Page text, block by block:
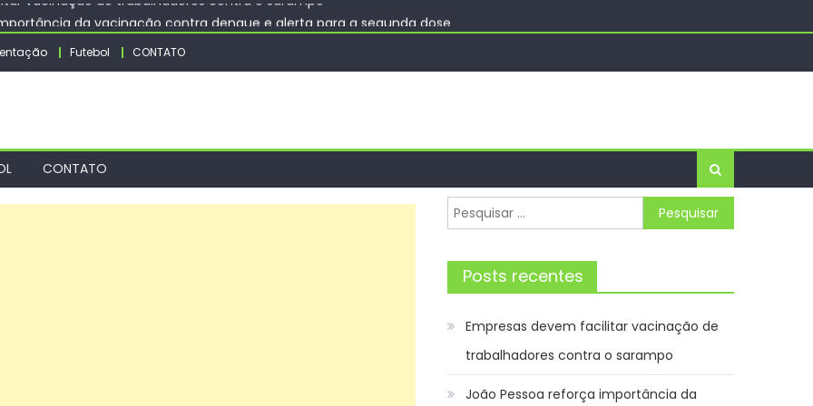
da vacinação contra dengue e alerta para a segunda dose
Escolares de Sorocaba dos dias 10 a 14 de agosto – Agência de Notícias
vacinação de trabalhadores contra o sarampo
Futebol CONTATO
CONTATO
Pesquisar
por:
Posts recentes
Empresas devem facilitar vacinação de
trabalhadores contra o sarampo
João Pessoa reforça importância da